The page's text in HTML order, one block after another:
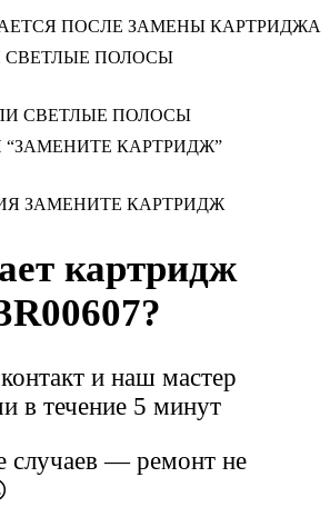
СВЕТЛЫЕ ПОЛОСЫ
КАРТРИДЖ”
картридж
и наш мастер
в течение 5 минут
случаев — ремонт не